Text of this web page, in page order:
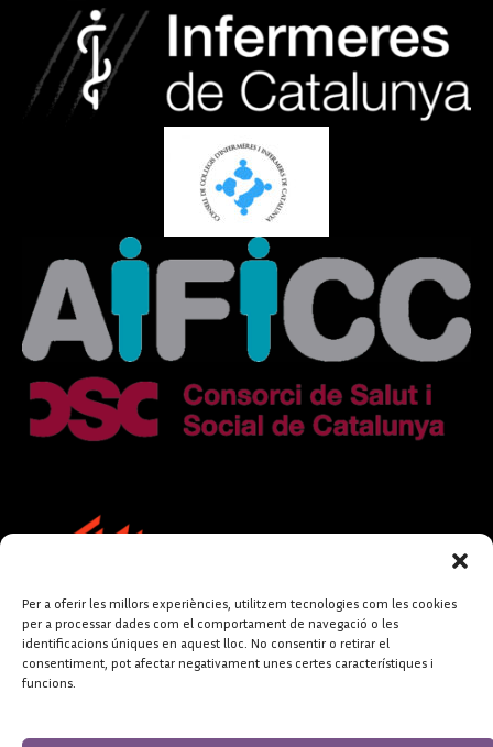
Per a oferir les millors experiències, utilitzem tecnologies com les cookies
per a processar dades com el comportament de navegació o les
identificacions úniques en aquest lloc. No consentir o retirar el
consentiment, pot afectar negativament unes certes característiques i
funcions.
FUNDACIÓ